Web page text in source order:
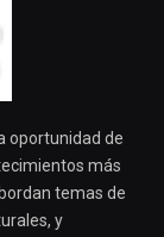
oportunidad de
más
temas de
y